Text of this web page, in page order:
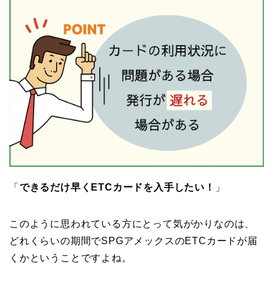
「 できるだけ早くETCカードを入手したい！ 」
このように思われている方にとって気がかりなのは、
どれくらいの期間でSPGアメックスのETCカードが届
くかということですよね。